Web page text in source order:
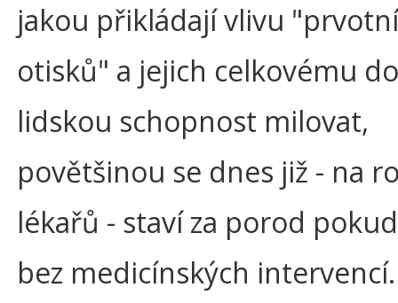
jakou přikládají vlivu
otisků" a jejich celkovému
lidskou schopnost milovat,
povětšinou se dnes již - na
lékařů - staví za porod
bez medicínských